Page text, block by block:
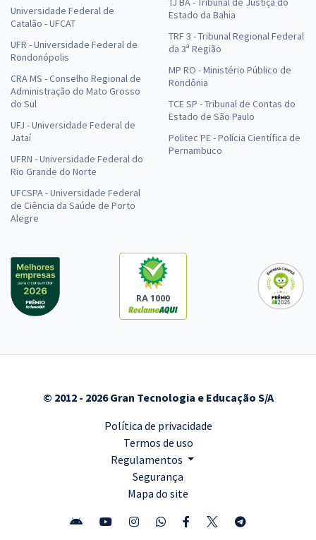
Universidade Federal de
Catalão - UFCAT
UFR - Universidade Federal de
Rondonópolis
CRA MS - Conselho Regional de
Administração do Mato Grosso
do Sul
UFJ - Universidade Federal de
Jataí
UFRN - Universidade Federal do
Rio Grande do Norte
UFCSPA - Universidade Federal
de Ciência da Saúde de Porto
Alegre
Estado da Bahia
TRF 3 - Tribunal Regional Federal
da 3ª Região
MP RO - Ministério Público de
Rondônia
TCE SP - Tribunal de Contas do
Estado de São Paulo
Politec PE - Polícia Científica de
Pernambuco
RA 1000
© 2012 - 2026 Gran Tecnologia e Educação S/A
Política de privacidade
Termos de uso
Regulamentos
Segurança
Mapa do site